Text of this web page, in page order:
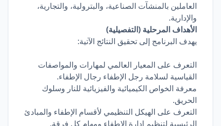
العاملين بالمنشآت الصناعية، والبترولية، والتجارية،
والإدارية.
الأهداف المرحلية (التفصيلية)
يهدف البرنامج إلى تحقيق النتائج الآتية:
التعرف على المعيار العالمي لمهارات والمواصفات
القياسية لسلامة رجل الإطفاء رجال الإطفاء.
معرفة الخواص الكيميائية والفيزيائية للنار وسلوك
الحريق.
التعرف على الهيكل التنظيمي لأقسام الإطفاء والمبادئ
الرئيسية لتنظيم إدارة الإطفاء ومهام كل فرقة.